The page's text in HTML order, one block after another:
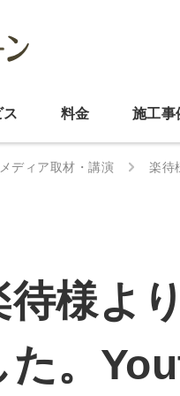
ス 料金 施工事
メディア取材・講演 楽待
待様よ
た。